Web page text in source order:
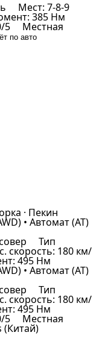
Мест: 7-8-9
385 Нм
5 Местная
по авто
· Пекин
• Автомат (AT)
Тип
скорость: 180 км/
495 Нм
• Автомат (AT)
Тип
скорость: 180 км/
495 Нм
5 Местная
(Китай)